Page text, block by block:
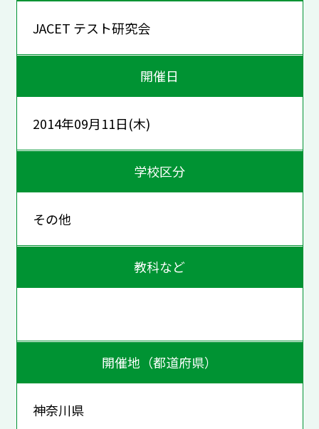
JACET テスト研究会
開催日
2014年09月11日(木)
学校区分
その他
教科など
開催地（都道府県）
神奈川県